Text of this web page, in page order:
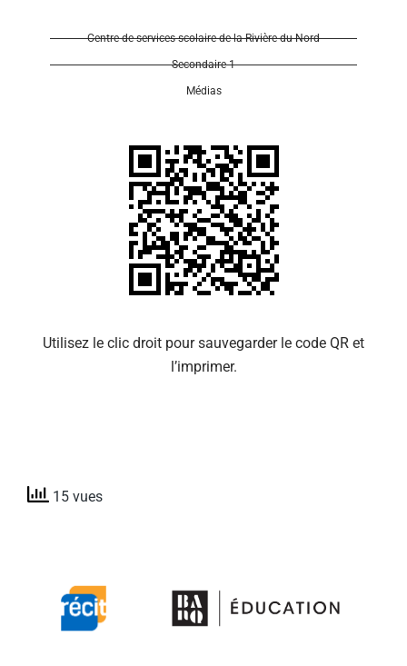
Centre de services scolaire de la Rivière-du-Nord
Secondaire 1
Médias
Utilisez le clic droit pour sauvegarder le code QR et
l’imprimer.
15 vues